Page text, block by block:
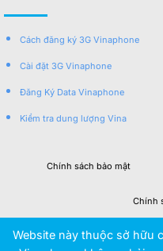
Cách đăng ký 3G Vinaphone
Cài đặt 3G Vinaphone
Đăng Ký Data Vinaphone
Kiểm tra dung lượng Vina
Chính sách bảo mật
Chính
Website này thuộc sở hữu